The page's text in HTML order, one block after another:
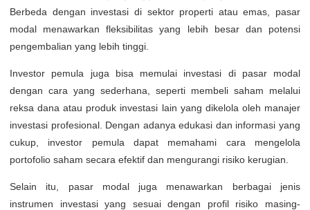
Berbeda dengan investasi di sektor properti atau emas, pasar
modal menawarkan fleksibilitas yang lebih besar dan potensi
pengembalian yang lebih tinggi.
Investor pemula juga bisa memulai investasi di pasar modal
dengan cara yang sederhana, seperti membeli saham melalui
reksa dana atau produk investasi lain yang dikelola oleh manajer
investasi profesional. Dengan adanya edukasi dan informasi yang
cukup, investor pemula dapat memahami cara mengelola
portofolio saham secara efektif dan mengurangi risiko kerugian.
Selain itu, pasar modal juga menawarkan berbagai jenis
instrumen investasi yang sesuai dengan profil risiko masing-